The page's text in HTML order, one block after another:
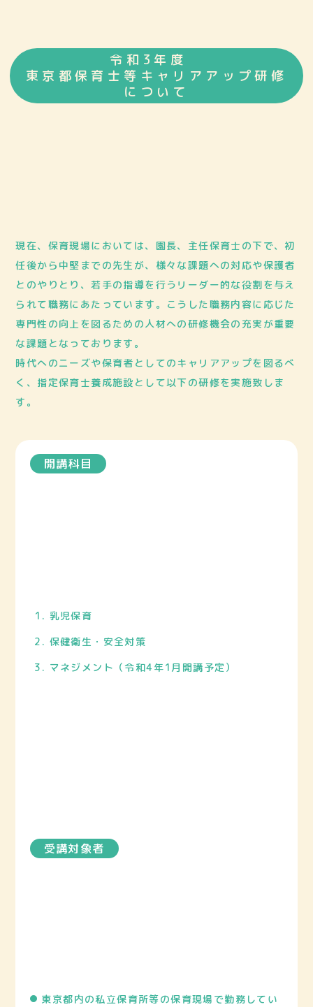
令和3年度
東京都保育士等キャリアアップ研修
について
現在、保育現場においては、園長、主任保育士の下で、初
任後から中堅までの先生が、様々な課題への対応や保護者
とのやりとり、若手の指導を行うリーダー的な役割を与え
られて職務にあたっています。こうした職務内容に応じた
専門性の向上を図るための人材への研修機会の充実が重要
な課題となっております。
時代へのニーズや保育者としてのキャリアアップを図るべ
く、指定保育士養成施設として以下の研修を実施致しま
す。
開講科目
乳児保育
保健衛生・安全対策
マネジメント（令和4年1月開講予定）
受講対象者
東京都内の私立保育所等の保育現場で勤務してい